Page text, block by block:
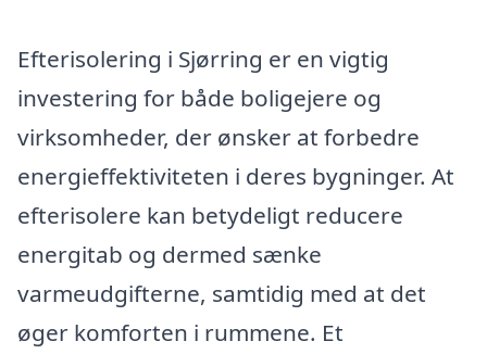
Efterisolering i Sjørring er en vigtig
investering for både boligejere og
virksomheder, der ønsker at forbedre
energieffektiviteten i deres bygninger. At
efterisolere kan betydeligt reducere
energitab og dermed sænke
varmeudgifterne, samtidig med at det
øger komforten i rummene. Et